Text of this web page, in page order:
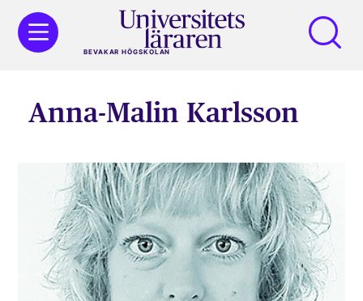
BEVAKAR HÖGSKOLAN
Anna-Malin Karlsson